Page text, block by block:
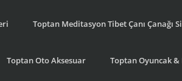
Toptan Meditasyon Tibet Çanı Çanağı
Toptan Oto Aksesuar Toptan Oyuncak